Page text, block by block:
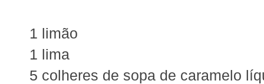
1 limão
1 lima
5 colheres de sopa de caramelo